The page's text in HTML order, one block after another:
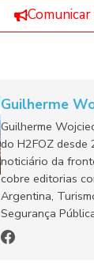
Guilherme
Guilherme
do H2FOZ desde
noticiário da
cobre editorias
Argentina,
Segurança